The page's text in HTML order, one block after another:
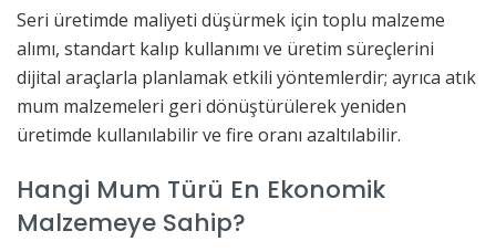
Seri üretimde maliyeti düşürmek için toplu malzeme
alımı, standart kalıp kullanımı ve üretim süreçlerini
dijital araçlarla planlamak etkili yöntemlerdir; ayrıca atık
mum malzemeleri geri dönüştürülerek yeniden
üretimde kullanılabilir ve fire oranı azaltılabilir.
Hangi Mum Türü En Ekonomik
Malzemeye Sahip?